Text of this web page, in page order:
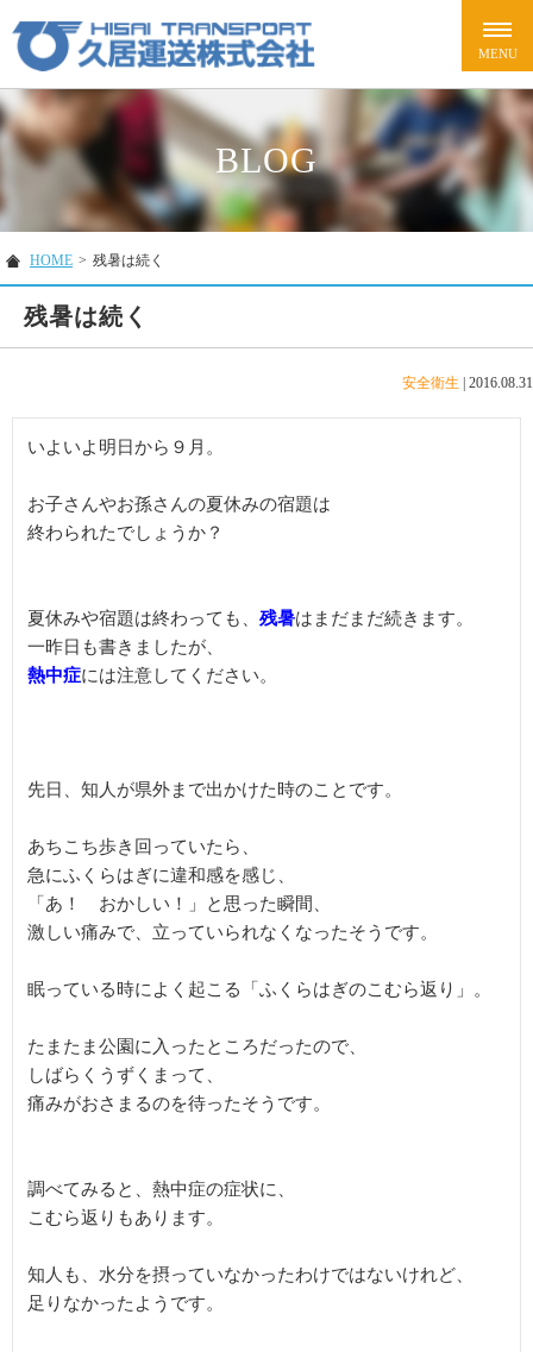
BLOG
HOME > 残暑は続く
残暑は続く
安全衛生 2016.08.31
いよいよ明日から９月。
お子さんやお孫さんの夏休みの宿題は
終わられたでしょうか？
夏休みや宿題は終わっても、 残暑はまだまだ続きます。
熱中症には注意してください。
先日、知人が県外まで出かけた時のことです。
あちこち歩き回っていたら、
急にふくらはぎに違和感を感じ、
「あ！　おかしい！」と思った瞬間、
激しい痛みで、立っていられなくなったそうです。
眠っている時によく起こる「ふくらはぎのこむら返り」。
たまたま公園に入ったところだったので、
しばらくうずくまって、
痛みがおさまるのを待ったそうです。
調べてみると、熱中症の症状に、
こむら返りもあります。
知人も、水分を摂っていなかったわけではないけれど、
足りなかったようです。